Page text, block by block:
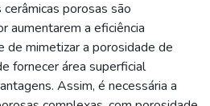
porosas são
aumentarem a eficiência
de mimetizar a porosidade de
fornecer área superficial
Assim, é necessária a